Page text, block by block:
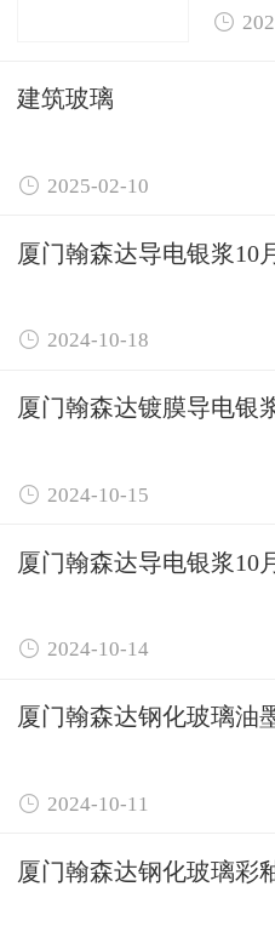

建筑玻璃
 2025-02-10
厦门翰森达导电银浆10
 2024-10-18
厦门翰森达镀膜导电银
 2024-10-15
厦门翰森达导电银浆10
 2024-10-14
厦门翰森达钢化玻璃油
 2024-10-11
厦门翰森达钢化玻璃彩